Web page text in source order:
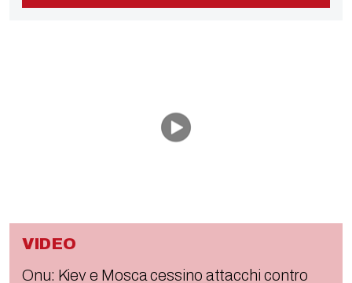
VIDEO
Onu: Kiev e Mosca cessino attacchi contro